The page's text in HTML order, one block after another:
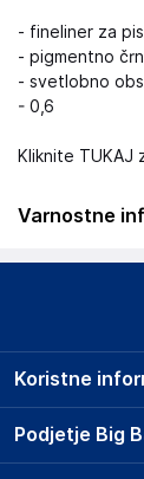
- fineliner za
- pigmentno
- svetlobno
- 0,6
Kliknite TUKAJ
Varnostne
Podatki o
Grupa MND
PL
Podjetje Big
Koristne
Prodajna